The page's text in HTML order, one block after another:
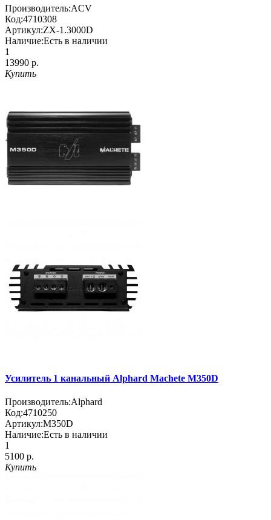
Производитель:ACV
Код:4710308
Артикул:ZX-1.3000D
Наличие:Есть в наличии
1
13990 р.
Купить
Усилитель 1 канальный Alphard Machete M350D
Производитель:Alphard
Код:4710250
Артикул:M350D
Наличие:Есть в наличии
1
5100 р.
Купить